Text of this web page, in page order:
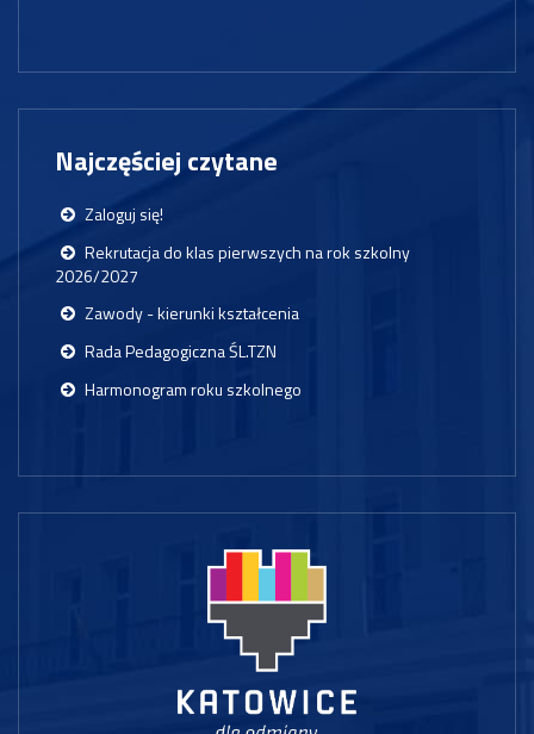
Najczęściej czytane
Zaloguj się!
Rekrutacja do klas pierwszych na rok szkolny
2026/2027
Zawody - kierunki kształcenia
Rada Pedagogiczna ŚL.TZN
Harmonogram roku szkolnego